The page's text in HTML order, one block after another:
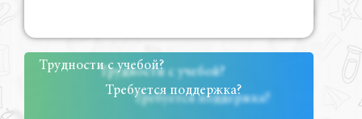
Трудности с учебой?
Требуется поддержка?